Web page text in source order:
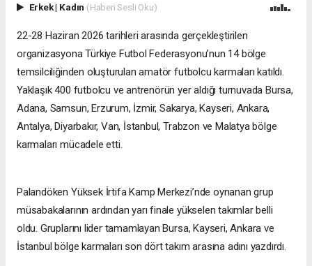
Erkek| Kadın (Haberi Sesli Oku)
22-28 Haziran 2026 tarihleri arasında gerçekleştirilen
organizasyona Türkiye Futbol Federasyonu’nun 14 bölge
temsilciliğinden oluşturulan amatör futbolcu karmaları katıldı.
Yaklaşık 400 futbolcu ve antrenörün yer aldığı turnuvada Bursa,
Adana, Samsun, Erzurum, İzmir, Sakarya, Kayseri, Ankara,
Antalya, Diyarbakır, Van, İstanbul, Trabzon ve Malatya bölge
karmaları mücadele etti.
Palandöken Yüksek İrtifa Kamp Merkezi’nde oynanan grup
müsabakalarının ardından yarı finale yükselen takımlar belli
oldu. Gruplarını lider tamamlayan Bursa, Kayseri, Ankara ve
İstanbul bölge karmaları son dört takım arasına adını yazdırdı.